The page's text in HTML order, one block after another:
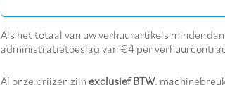
Als het totaal van uw verhuurartikels minder
administratietoeslag van €4 per
Al onze prijzen zijn exclusief BTW,